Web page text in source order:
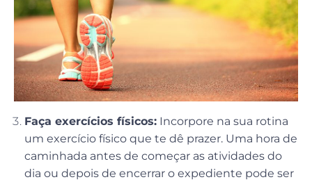
Faça exercícios físicos: Incorpore na sua rotina
um exercício físico que te dê prazer. Uma hora de
caminhada antes de começar as atividades do
dia ou depois de encerrar o expediente pode ser